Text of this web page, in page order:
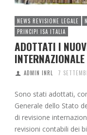
NEWS REVISIONE LEGALE
PRINCIPI ISA ITALIA
ADOTTATI I
ADMIN INRL 7
Sono stati adottati,
Generale dello Stato
di revisione
revisioni contabili dei